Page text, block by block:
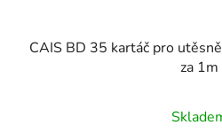
CAIS BD 35 kartáč pro
za 1m